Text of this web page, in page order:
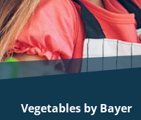
Vegetables by Bayer